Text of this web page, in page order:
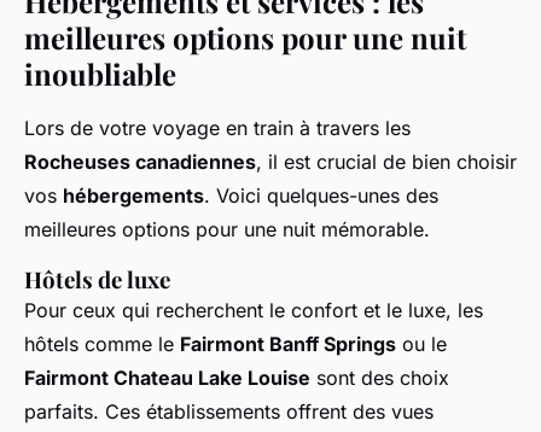
meilleures options pour une nuit
inoubliable
Lors de votre voyage en train à travers les
Rocheuses canadiennes, il est crucial de bien choisir
vos hébergements. Voici quelques-unes des
meilleures options pour une nuit mémorable.
Hôtels de luxe
Pour ceux qui recherchent le confort et le luxe, les
hôtels comme le Fairmont Banff Springs ou le
Fairmont Chateau Lake Louise sont des choix
parfaits. Ces établissements offrent des vues